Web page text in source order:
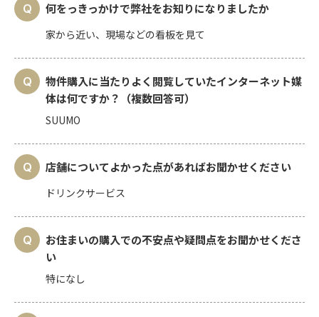
何をっきっかけで弊社をお知りになりましたか
家から近い、現場などの看板を見て
物件購入に当たりよく閲覧していたインターネット媒
体は何ですか？（複数回答可）
SUUMO
店舗についてよかった点があればお聞かせください
ドリンクサービス
お住まいの購入での不安点や疑問点をお聞かせくださ
い
特になし